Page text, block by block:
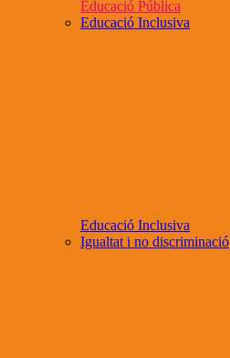
Educació Pública
Educació Inclusiva
Educació Inclusiva
Igualtat i no discriminació